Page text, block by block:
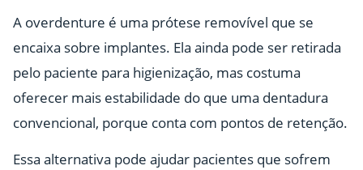
A overdenture é uma prótese removível que se
encaixa sobre implantes. Ela ainda pode ser retirada
pelo paciente para higienização, mas costuma
oferecer mais estabilidade do que uma dentadura
convencional, porque conta com pontos de retenção.
Essa alternativa pode ajudar pacientes que sofrem